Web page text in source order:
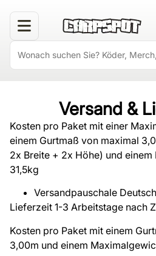
Versand &
Kosten pro Paket mit einer
einem Gurtmaß von maximal
2x Breite + 2x Höhe) und
31,5kg
Versandpauschale
Lieferzeit 1-3 Arbeitstage nach
Kosten pro Paket mit einem
3,00m und einem